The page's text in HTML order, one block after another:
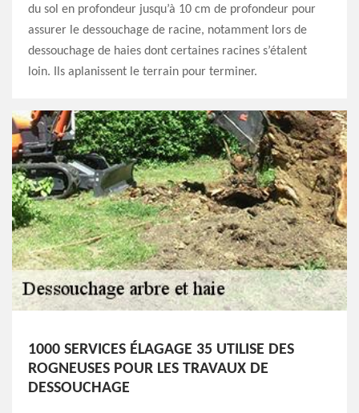
du sol en profondeur jusqu’à 10 cm de profondeur pour
assurer le dessouchage de racine, notamment lors de
dessouchage de haies dont certaines racines s’étalent
loin. Ils aplanissent le terrain pour terminer.
1000 SERVICES ÉLAGAGE 35 UTILISE DES
ROGNEUSES POUR LES TRAVAUX DE
DESSOUCHAGE